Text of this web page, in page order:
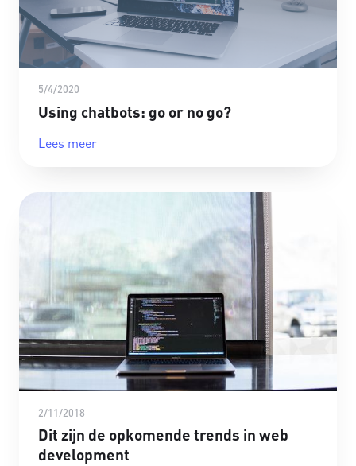
5/4/2020
Using chatbots: go or no go?
Lees meer
2/11/2018
Dit zijn de opkomende trends in web
development